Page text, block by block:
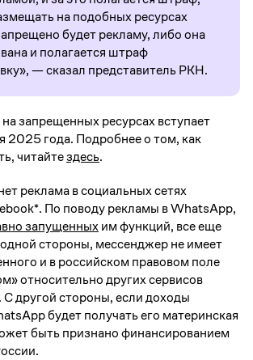
на подобных ресурсах
будет рекламу, либо она
и полагается штраф
— сказал представитель РКН.
запрещенных ресурсах вступает
2025 года. Подробнее о том, как
читайтездесь.
реклама в социальных сетях
По поводу рекламы в WhatsApp,
запущенныхим функций, все еще
стороны, мессенджер не имеет
и в российском правовом поле
относительно других сервисов
другой стороны, если доходы
будет получать его материнская
быть признано финансированием